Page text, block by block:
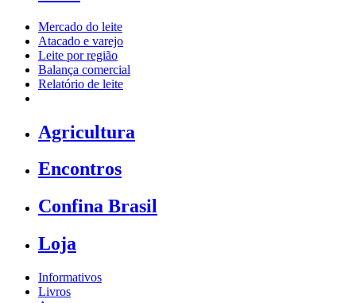
Mercado do leite
Atacado e varejo
Leite por região
Balança comercial
Relatório de leite
Agricultura
Encontros
Confina Brasil
Loja
Informativos
Livros